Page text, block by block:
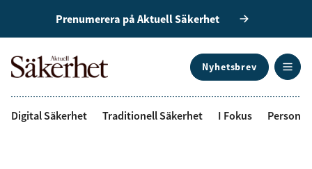
Prenumerera på Aktuell Säkerhet
Nyhetsbrev
Digital Säkerhet Traditionell Säkerhet I Fokus